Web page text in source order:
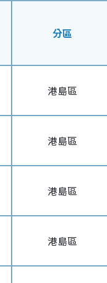
分區
港島區
港島區
港島區
港島區